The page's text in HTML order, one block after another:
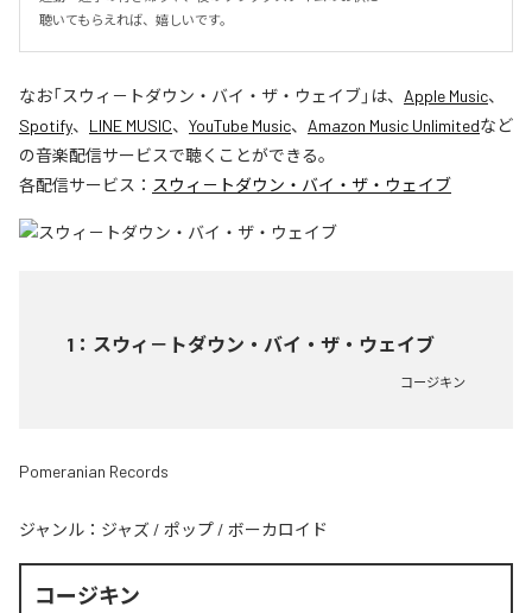
聴いてもらえれば、嬉しいです。
なお「スウィ－トダウン・バイ・ザ・ウェイブ」は、 Apple Music、
Spotify、 LINE MUSIC、 YouTube Music、 Amazon Music Unlimitedなど
の音楽配信サービスで聴くことができる。
各配信サービス： スウィ－トダウン・バイ・ザ・ウェイブ
1 ： スウィ－トダウン・バイ・ザ・ウェイブ
コージキン
Pomeranian Records
ジャンル： ジャズ / ポップ / ボーカロイド
コージキン